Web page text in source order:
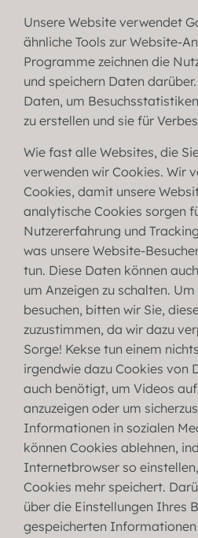
Unsere Website verwendet
ähnliche Tools zur Website-
Programme zeichnen die
und speichern Daten
Daten, um
zu erstellen und sie für
Wie fast alle Websites, die
verwenden wir Cookies. Wir
Cookies, damit unsere
analytische Cookies sorgen
Nutzererfahrung und
was unsere Website-
tun. Diese Daten können
um Anzeigen zu schalten.
besuchen, bitten wir Sie,
zuzustimmen, da wir dazu
Sorge! Kekse tun einem
irgendwie dazu Cookies von
auch benötigt, um Videos
anzuzeigen oder um
Informationen in sozialen
können Cookies ablehnen,
Internetbrowser so
Cookies mehr speichert.
über die Einstellungen Ihres
gespeicherten Informationen